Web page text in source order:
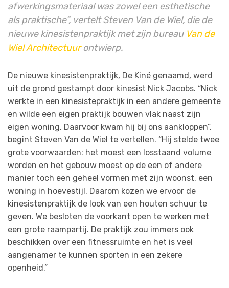
afwerkingsmateriaal was zowel een esthetische
als praktische”, vertelt Steven Van de Wiel, die de
nieuwe kinesistenpraktijk met zijn bureau Van de
Wiel Architectuurontwierp.
De nieuwe kinesistenpraktijk, De Kiné genaamd, werd
uit de grond gestampt door kinesist Nick Jacobs. “Nick
werkte in een kinesistepraktijk in een andere gemeente
en wilde een eigen praktijk bouwen vlak naast zijn
eigen woning. Daarvoor kwam hij bij ons aankloppen”,
begint Steven Van de Wiel te vertellen. “Hij stelde twee
grote voorwaarden: het moest een losstaand volume
worden en het gebouw moest op de een of andere
manier toch een geheel vormen met zijn woonst, een
woning in hoevestijl. Daarom kozen we ervoor de
kinesistenpraktijk de look van een houten schuur te
geven. We besloten de voorkant open te werken met
een grote raampartij. De praktijk zou immers ook
beschikken over een fitnessruimte en het is veel
aangenamer te kunnen sporten in een zekere
openheid.”